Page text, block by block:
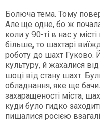
Болюча тема. Тому
Але ще одне, бо ж
коли у 90-ті в нас у
більше, то шахтарі
роботу до шахт Гуково.
культуру, й жахалися
шоці від стану шахт.
обладнання, яке ще
захаращеності міста,
куди було гидко
пишалися росією